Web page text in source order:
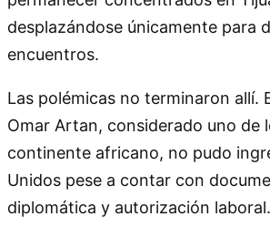
desplazándose únicamente para
encuentros.
Las polémicas no terminaron allí.
Omar Artan, considerado uno de
continente africano, no pudo
Unidos pese a contar con
diplomática y autorización laboral.